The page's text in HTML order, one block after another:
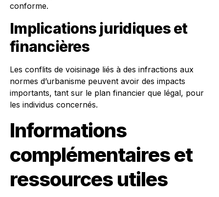
conforme.
Implications juridiques et
financières
Les conflits de voisinage liés à des infractions aux
normes d’urbanisme peuvent avoir des impacts
importants, tant sur le plan financier que légal, pour
les individus concernés.
Informations
complémentaires et
ressources utiles